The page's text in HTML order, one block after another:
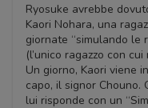
Ryosuke avrebbe
Kaori Nohara, una
giornate “simulando le
(l’unico ragazzo con
Un giorno, Kaori viene
capo, il signor Chouno.
lui risponde con un